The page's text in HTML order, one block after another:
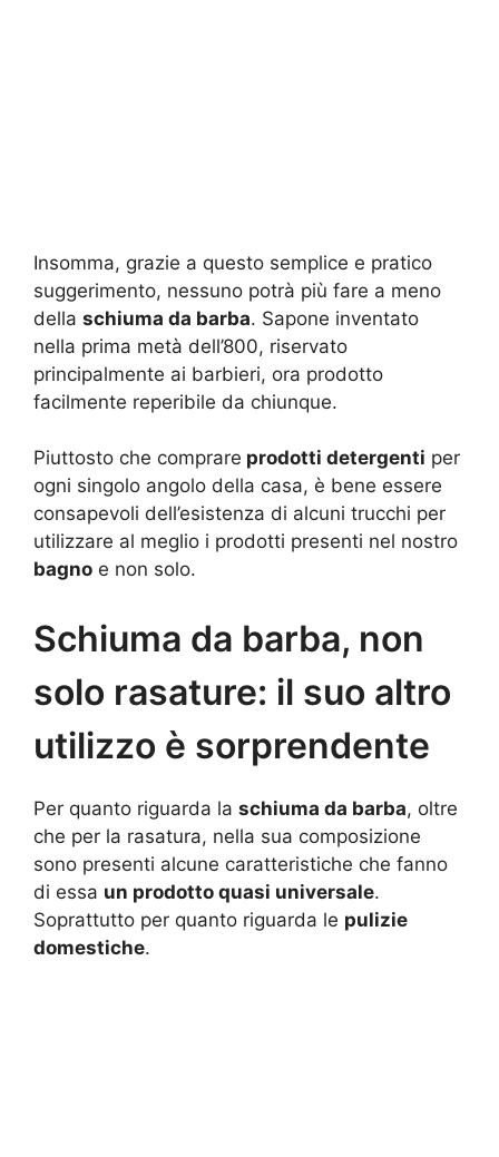
Insomma, grazie a questo semplice e pratico
suggerimento, nessuno potrà più fare a meno
della schiuma da barba. Sapone inventato
nella prima metà dell’800, riservato
principalmente ai barbieri, ora prodotto
facilmente reperibile da chiunque.
Piuttosto che comprare prodotti detergenti per
ogni singolo angolo della casa, è bene essere
consapevoli dell’esistenza di alcuni trucchi per
utilizzare al meglio i prodotti presenti nel nostro
bagno e non solo.
Schiuma da barba, non
solo rasature: il suo altro
utilizzo è sorprendente
Per quanto riguarda la schiuma da barba, oltre
che per la rasatura, nella sua composizione
sono presenti alcune caratteristiche che fanno
di essa un prodotto quasi universale.
Soprattutto per quanto riguarda le pulizie
domestiche.